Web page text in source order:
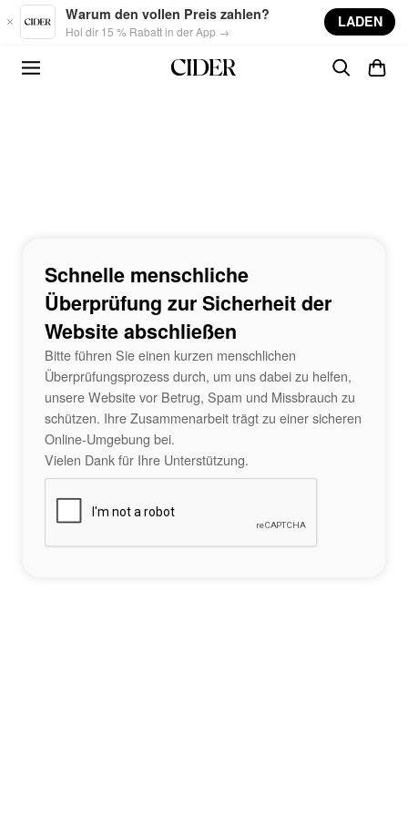
Skip to main content
Warum den vollen Preis zahlen?
Hol dir 15 % Rabatt in der App →
LADEN
Schnelle menschliche
Überprüfung zur Sicherheit der
Website abschließen
Bitte führen Sie einen kurzen menschlichen
Überprüfungsprozess durch, um uns dabei zu helfen,
unsere Website vor Betrug, Spam und Missbrauch zu
schützen. Ihre Zusammenarbeit trägt zu einer sicheren
Online-Umgebung bei.
Vielen Dank für Ihre Unterstützung.